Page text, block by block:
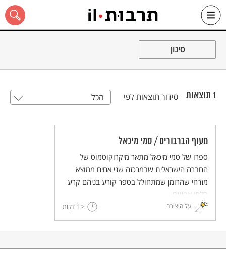
Skip
כל האתר
סינון
1 תוצאות סידור תוצאות לפי הכל
מעוף הברבורים / סמי מיכאל
ספרו של סמי מיכאל מתאר מיקרוקוסמוס של
החברה הישראלית שבמרכזה שני אחים ממוצא
מזרחי שהרומן שמתחולל בספר קורע בניהם קרע
בלתי אפשרי.
על היצירה < 1 דקות